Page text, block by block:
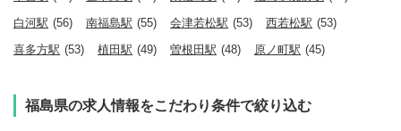
白河駅 (56) 南福島駅 (55) 会津若松駅 (53) 西若松駅 (53)
喜多方駅 (53) 植田駅 (49) 曽根田駅 (48) 原ノ町駅 (45)
福島県の求人情報をこだわり条件で絞り込む